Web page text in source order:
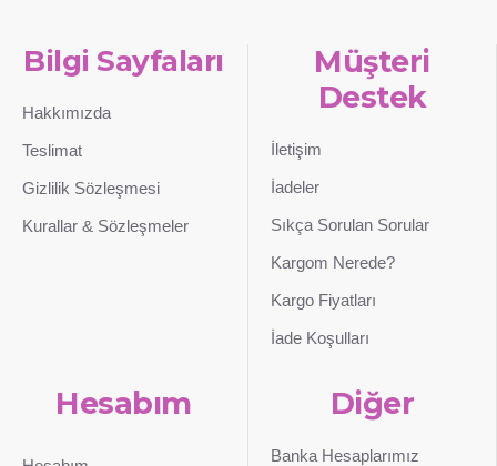
Bilgi Sayfaları
Hakkımızda
Teslimat
Gizlilik Sözleşmesi
Kurallar & Sözleşmeler
Müşteri
Destek
İletişim
İadeler
Sıkça Sorulan Sorular
Kargom Nerede?
Kargo Fiyatları
İade Koşulları
Hesabım Diğer
Banka Hesaplarımız